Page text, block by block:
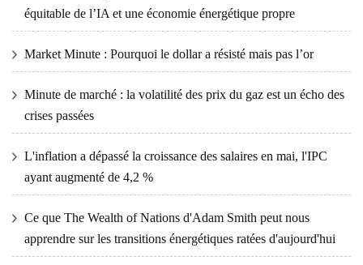
équitable de l’IA et une économie énergétique propre
Market Minute : Pourquoi le dollar a résisté mais pas l’or
Minute de marché : la volatilité des prix du gaz est un écho des
crises passées
L'inflation a dépassé la croissance des salaires en mai, l'IPC
ayant augmenté de 4,2 %
Ce que The Wealth of Nations d'Adam Smith peut nous
apprendre sur les transitions énergétiques ratées d'aujourd'hui